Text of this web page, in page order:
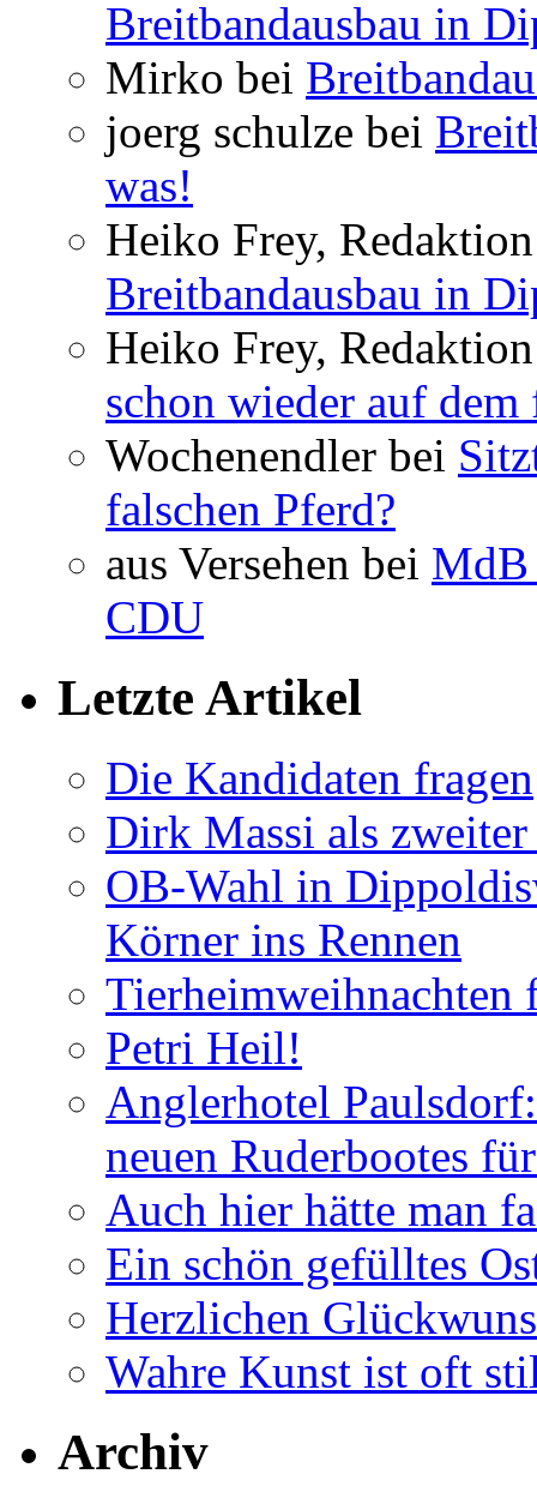
Breitbandausbau in
Mirko bei
joerg schulze bei
was!
Heiko Frey,
Breitbandausbau in
Heiko Frey,
schon wieder auf dem
Wochenendler bei
falschen Pferd?
aus Versehen bei MdB
CDU
Letzte Artikel
Die Kandidaten fragen
Dirk Massi als
OB-Wahl in
Körner ins Rennen
Tierheimweihnachten
Petri Heil!
Anglerhotel
neuen Ruderbootes
Auch hier hätte man
Ein schön gefülltes
Herzlichen
Wahre Kunst ist oft
Archiv